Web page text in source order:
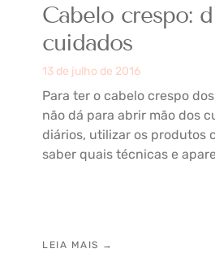
Cabelo crespo:
cuidados
13 de julho de 2016
Para ter o cabelo crespo
não dá para abrir mão dos
diários, utilizar os produtos
saber quais técnicas e
LEIA MAIS →